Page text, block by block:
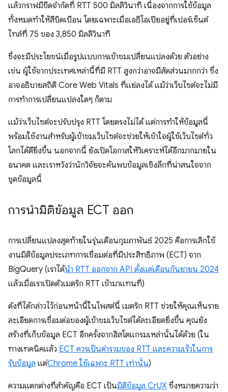
แล้วกราฟมีขีดจำกัดที่ RTT 500 มิลลิวินาที เนื่องจากการใช้ข้อมูล
ทั้งหมดทำให้สีบิดเบือน โดยเฉพาะเมื่อเอธิโอเปียอยู่ที่เปอร์เซ็นต์
ไทล์ที่ 75 ของ 3,850 มิลลิวินาที
ซึ่งจะมีประโยชน์เมื่อรูปแบบการเข้าชมเปลี่ยนแปลงด้วย ตัวอย่าง
เช่น ผู้ใช้จากประเทศเหล่านี้ที่มี RTT สูงกว่าอาจมีสัดส่วนมากกว่า ซึ่ง
อาจอธิบายสถิติ Core Web Vitals ที่แย่ลงได้ แม้ว่าเว็บไซต์จะไม่มี
การทําการเปลี่ยนแปลงใดๆ ก็ตาม
แม้ว่าเว็บไซต์จะปรับปรุง RTT โดยตรงไม่ได้ แต่การทำให้ข้อมูลนี้
พร้อมใช้งานสำหรับผู้เข้าชมเว็บไซต์จะช่วยให้เข้าใจผู้ใช้เว็บไซต์ทั่ว
โลกได้ดียิ่งขึ้น นอกจากนี้ ยังเปิดโอกาสให้วิเคราะห์ได้อีกมากมายใน
อนาคต และเราหวังว่านักวิจัยจะค้นพบข้อมูลเชิงลึกที่น่าสนใจจาก
ชุดข้อมูลนี้
การนำมิติข้อมูล ECT ออก
การเปลี่ยนแปลงสุดท้ายในรุ่นเดือนกุมภาพันธ์ 2025 คือการเลิกใช้
งานมิติข้อมูลประเภทการเชื่อมต่อที่มีประสิทธิภาพ (ECT) จาก
BigQuery (เราได้นํา RTT ออกจาก API ตั้งแต่เดือนกันยายน 2024
แล้วเมื่อเราเปิดตัวเมตริก RTT เข้ามาแทนที่)
ดังที่ได้กล่าวไว้ก่อนหน้านี้ในโพสต์นี้ เมตริก RTT ช่วยให้คุณเห็นราย
ละเอียดการเชื่อมต่อของผู้เข้าชมเว็บไซต์ได้ละเอียดยิ่งขึ้น คุณยัง
สร้างที่เก็บข้อมูล ECT อีกครั้งจากฮิสโตแกรมเหล่านั้นได้ด้วย (ใน
ทางเทคนิคแล้ว ECT ควรเป็นค่ารวมของ RTT และความเร็วในการ
รับข้อมูล แต่Chrome ใช้เฉพาะ RTT เท่านั้น)
ความแตกต่างที่สําคัญคือ ECT เป็นมิติข้อมูล CrUX ซึ่งหมายความว่า